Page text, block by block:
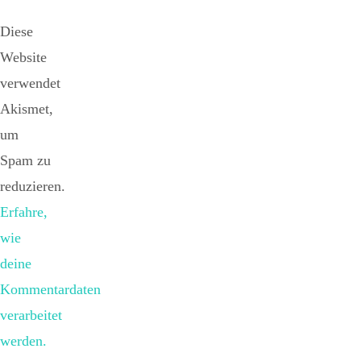
Diese
Website
verwendet
Akismet,
um
Spam zu
reduzieren.
Erfahre,
wie
deine
Kommentardaten
verarbeitet
werden.